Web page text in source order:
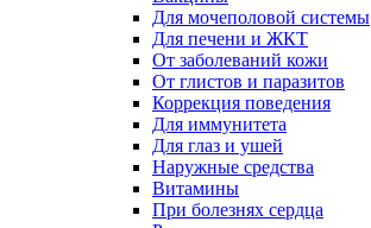
Для мочеполовой системы
Для печени и ЖКТ
От заболеваний кожи
От глистов и паразитов
Коррекция поведения
Для иммунитета
Для глаз и ушей
Наружные средства
Витамины
При болезнях сердца